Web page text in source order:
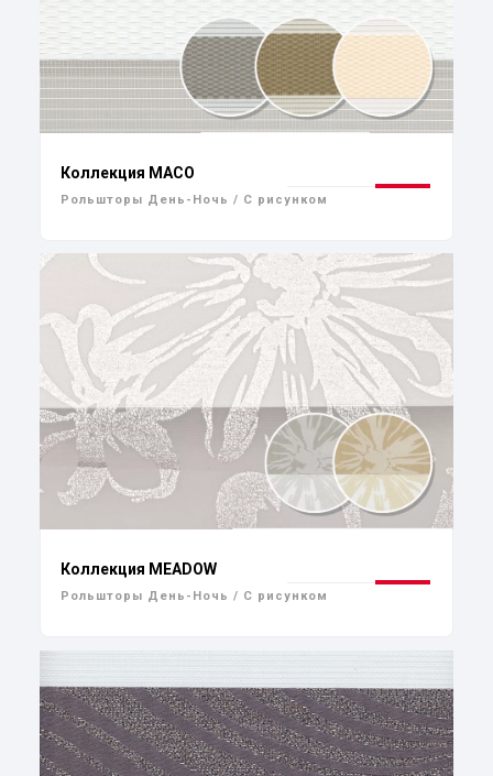
Коллекция MACO
Рольшторы День-Ночь / С рисунком
Коллекция MEADOW
Рольшторы День-Ночь / С рисунком